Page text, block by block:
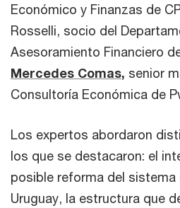
Económico y Finanzas de
Rosselli, socio del
Asesoramiento Financiero
Mercedes Comas, senior
Consultoría Económica de
Los expertos abordaron
los que se destacaron: el
posible reforma del sistema
Uruguay, la estructura que